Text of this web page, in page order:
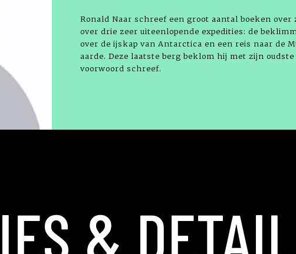
Ronald Naar schreef een groot aantal boeken
over drie zeer uiteenlopende expedities: de
over de ijskap van Antarctica en een reis naar de
aarde. Deze laatste berg beklom hij met zijn
voorwoord schreef.
&